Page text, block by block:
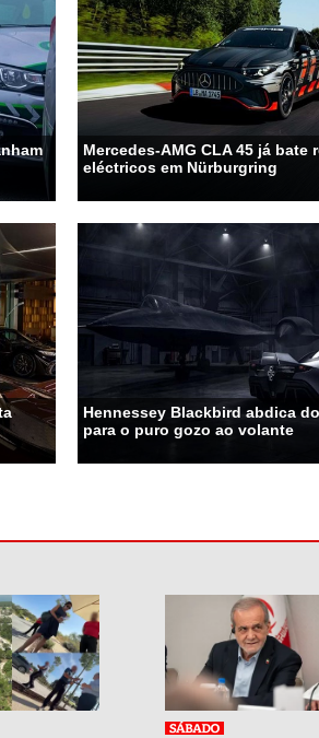
Mercedes-AMG CLA 45 já bate
eléctricos em Nürburgring
Hennessey Blackbird abdica
para o puro gozo ao volante